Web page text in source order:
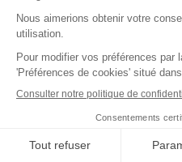
coin à venir pour les Aiglons.
Boudaoui allume le jeu